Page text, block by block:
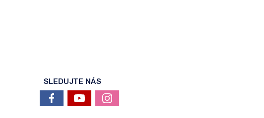
SLEDUJTE NÁS